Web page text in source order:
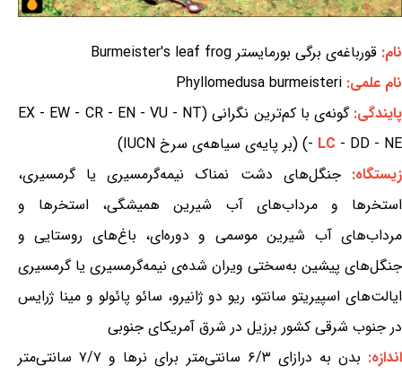
نام: قورباغه‌ی برگی بورمایستر Burmeister's leaf frog
نام علمی: Phyllomedusa burmeisteri
پایندگی:
گونه‌ی با کم‌ترین نگرانی (EX - EW - CR - EN - VU - NT
- LC - DD - NE) (بر پایه‌ی سیاهه‌ی سرخ IUCN)
زیستگاه:جنگل‌های دشت نمناک نیمه‌گرمسیری یا گرمسیری،
استخرها و مرداب‌های آب شیرین همیشگی، استخرها و
مرداب‌های آب شیرین موسمی و دوره‌ای، باغ‌های روستایی و
جنگل‌های پیشین به‌سختی ویران شده‌ی نیمه‌گرمسیری یا گرمسیری
ایالت‌های اسپیریتو سانتو، ریو دو ژانیرو، سائو پائولو و مینا ژرایس
در جنوب شرقی کشور برزیل در شرق آمریکای جنوبی
اندازه:
بدن به درازای ۶/۳ سانتی‌متر برای نرها و ۷/۷ سانتی‌متر